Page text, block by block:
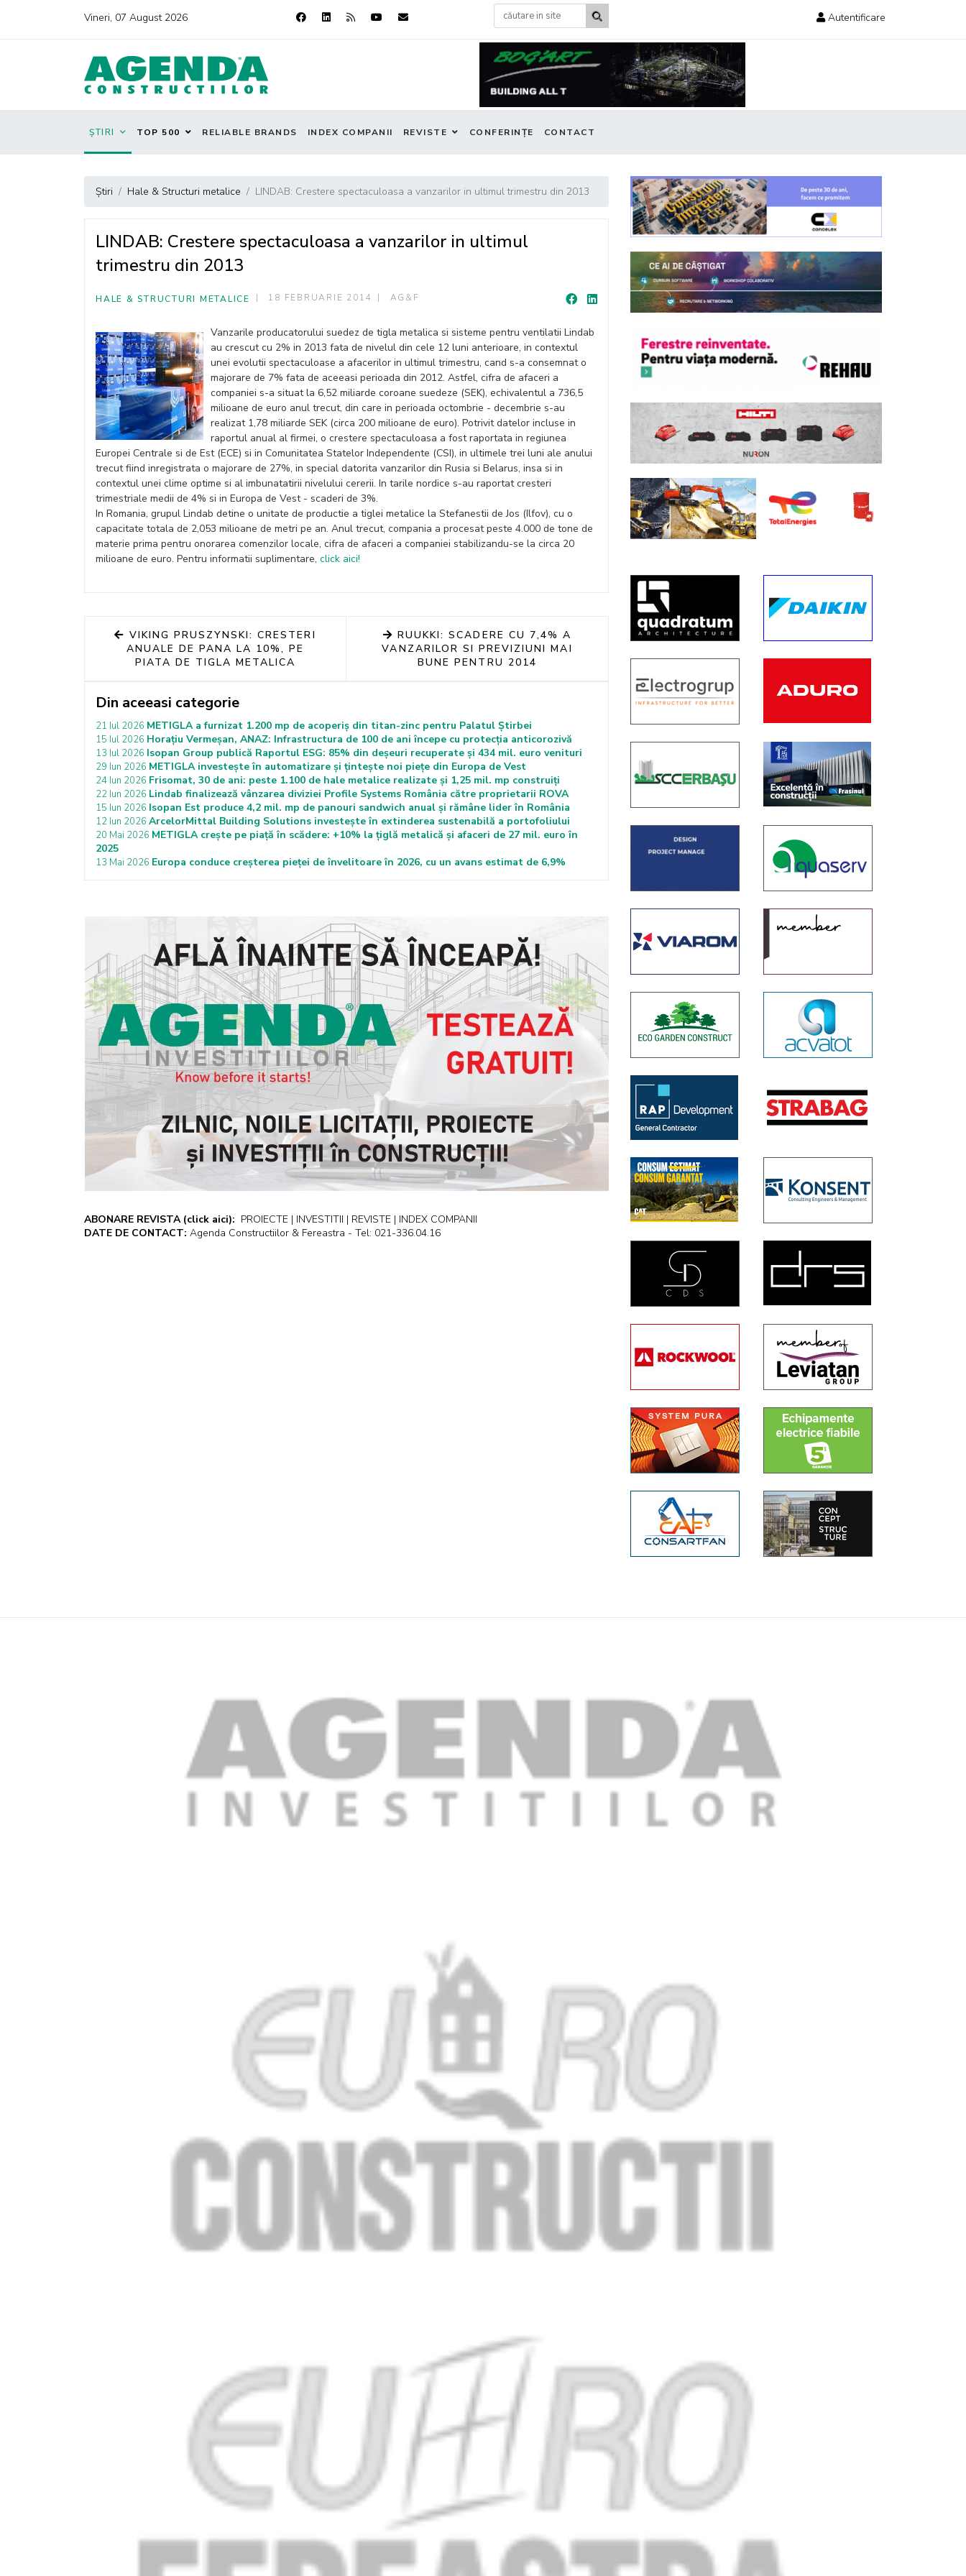
Vineri, 07 August 2026 Autentificare
ȘTIRI TOP 500 RELIABLE BRANDS INDEX COMPANII REVISTE CONFERINȚE CONTACT
Știri Hale & Structuri metalice LINDAB: Crestere spectaculoasa a vanzarilor in ultimul trimestru din 2013
LINDAB: Crestere spectaculoasa a vanzarilor in ultimul
trimestru din 2013
HALE & STRUCTURI METALICE 18 FEBRUARIE 2014 AG&F
Vanzarile producatorului suedez de tigla metalica si sisteme pentru ventilatii Lindab
au crescut cu 2% in 2013 fata de nivelul din cele 12 luni anterioare, in contextul
unei evolutii spectaculoase a afacerilor in ultimul trimestru, cand s-a consemnat o
majorare de 7% fata de aceeasi perioada din 2012. Astfel, cifra de afaceri a
companiei s-a situat la 6,52 miliarde coroane suedeze (SEK), echivalentul a 736,5
milioane de euro anul trecut, din care in perioada octombrie - decembrie s-au
realizat 1,78 miliarde SEK (circa 200 milioane de euro). Potrivit datelor incluse in
raportul anual al firmei, o crestere spectaculoasa a fost raportata in regiunea
Europei Centrale si de Est (ECE) si in Comunitatea Statelor Independente (CSI), in ultimele trei luni ale anului
trecut fiind inregistrata o majorare de 27%, in special datorita vanzarilor din Rusia si Belarus, insa si in
contextul unei clime optime si al imbunatatirii nivelului cererii. In tarile nordice s-au raportat cresteri
trimestriale medii de 4% si in Europa de Vest - scaderi de 3%.
In Romania, grupul Lindab detine o unitate de productie a tiglei metalice la Stefanestii de Jos (Ilfov), cu o
capacitate totala de 2,053 milioane de metri pe an. Anul trecut, compania a procesat peste 4.000 de tone de
materie prima pentru onorarea comenzilor locale, cifra de afaceri a companiei stabilizandu-se la circa 20
milioane de euro. Pentru informatii suplimentare, click aici!
VIKING PRUSZYNSKI: CRESTERI
ANUALE DE PANA LA 10%, PE
PIATA DE TIGLA METALICA
RUUKKI: SCADERE CU 7,4% A
VANZARILOR SI PREVIZIUNI MAI
BUNE PENTRU 2014
Din aceeasi categorie
21 Iul 2026 METIGLA a furnizat 1.200 mp de acoperiș din titan-zinc pentru Palatul Știrbei
15 Iul 2026 Horațiu Vermeșan, ANAZ: Infrastructura de 100 de ani începe cu protecția anticorozivă
13 Iul 2026 Isopan Group publică Raportul ESG: 85% din deșeuri recuperate și 434 mil. euro venituri
29 Iun 2026 METIGLA investește în automatizare și țintește noi piețe din Europa de Vest
24 Iun 2026 Frisomat, 30 de ani: peste 1.100 de hale metalice realizate și 1,25 mil. mp construiți
22 Iun 2026 Lindab finalizează vânzarea diviziei Profile Systems România către proprietarii ROVA
15 Iun 2026 Isopan Est produce 4,2 mil. mp de panouri sandwich anual și rămâne lider în România
12 Iun 2026 ArcelorMittal Building Solutions investește în extinderea sustenabilă a portofoliului
20 Mai 2026 METIGLA crește pe piață în scădere: +10% la țiglă metalică și afaceri de 27 mil. euro în
2025
13 Mai 2026 Europa conduce creșterea pieței de învelitoare în 2026, cu un avans estimat de 6,9%
ABONARE REVISTA (click aici): PROIECTE | INVESTITII | REVISTE | INDEX COMPANII
DATE DE CONTACT: Agenda Constructiilor & Fereastra - Tel: 021-336.04.16